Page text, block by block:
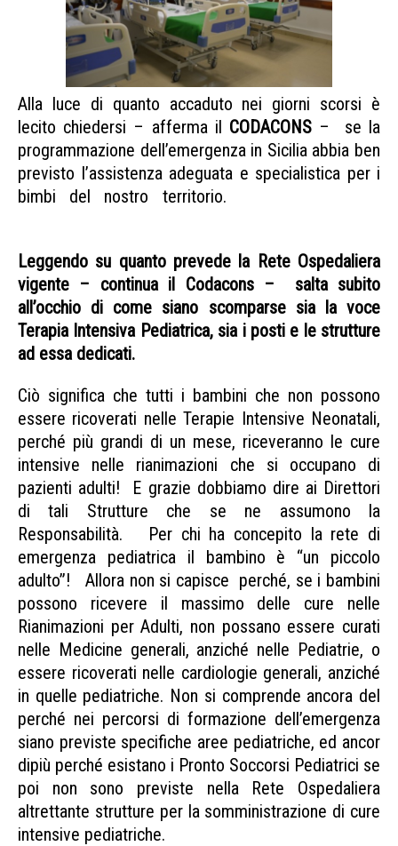
Alla luce di quanto accaduto nei giorni scorsi è
lecito chiedersi – afferma il CODACONS – se la
programmazione dell’emergenza in Sicilia abbia ben
previsto l’assistenza adeguata e specialistica per i
bimbi del nostro territorio.
Leggendo su quanto prevede la Rete Ospedaliera
vigente – continua il Codacons – salta subito
all’occhio di come siano scomparse sia la voce
Terapia Intensiva Pediatrica, sia i posti e le strutture
ad essa dedicati.
Ciò significa che tutti i bambini che non possono
essere ricoverati nelle Terapie Intensive Neonatali,
perché più grandi di un mese, riceveranno le cure
intensive nelle rianimazioni che si occupano di
pazienti adulti! E grazie dobbiamo dire ai Direttori
di tali Strutture che se ne assumono la
Responsabilità. Per chi ha concepito la rete di
emergenza pediatrica il bambino è “un piccolo
adulto”! Allora non si capisce perché, se i bambini
possono ricevere il massimo delle cure nelle
Rianimazioni per Adulti, non possano essere curati
nelle Medicine generali, anziché nelle Pediatrie, o
essere ricoverati nelle cardiologie generali, anziché
in quelle pediatriche. Non si comprende ancora del
perché nei percorsi di formazione dell’emergenza
siano previste specifiche aree pediatriche, ed ancor
dipiù perché esistano i Pronto Soccorsi Pediatrici se
poi non sono previste nella Rete Ospedaliera
altrettante strutture per la somministrazione di cure
intensive pediatriche.